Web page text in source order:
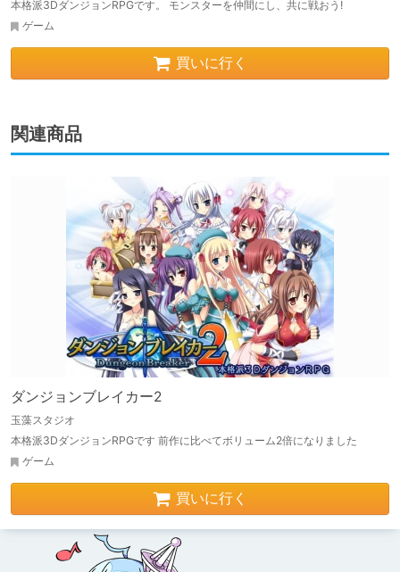
本格派3DダンジョンRPGです。 モンスターを仲間にし、共に戦おう!
ゲーム
買いに行く
関連商品
ダンジョンブレイカー2
玉藻スタジオ
本格派3DダンジョンRPGです 前作に比べてボリューム2倍になりました
ゲーム
買いに行く